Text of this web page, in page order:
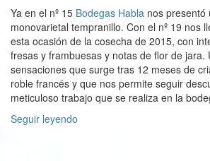
Ya en el nº 15 Bodegas Habla nos presentó
monovarietal tempranillo. Con el nº 19 nos
esta ocasión de la cosecha de 2015, con
fresas y frambuesas y notas de flor de jara.
sensaciones que surge tras 12 meses de
roble francés y que nos permite seguir
meticuloso trabajo que se realiza en la
Seguir leyendo